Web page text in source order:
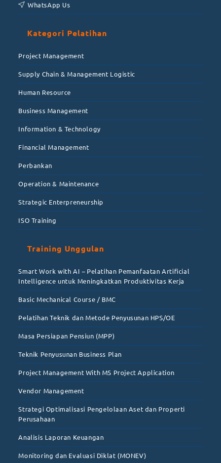
WhatsApp Us
Kategori Pelatihan
Project Management
Supply Chain & Management Logistic
Human Resource
Business Management
Information & Technology
Financial Management
Perbankan
Operation & Maintenance
Strategic Enterpreneurship
ISO Training
Training Unggulan
Smart Work with AI – Pelatihan Pemanfaatan Artificial
Intelligence untuk Meningkatkan Produktivitas Kerja
Basic Mechanical Course / BMC
Pelatihan Teknik dan Metode Penyusunan HPS/OE
Masa Persiapan Pensiun (MPP)
Teknik Penyusunan Business Plan
Project Management With MS Project Application
Vendor Management
Strategi Optimalisasi Pengelolaan Aset dan Properti
Perusahaan
Analisis Laporan Keuangan
Monitoring dan Evaluasi Diklat (MONEV)